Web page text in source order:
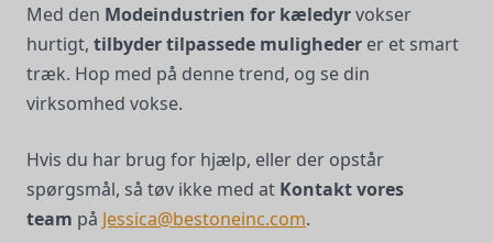
Med den Modeindustrien for kæledyrvokser
hurtigt, tilbyder tilpassede muligheder er et smart
træk. Hop med på denne trend, og se din
virksomhed vokse.
Hvis du har brug for hjælp, eller der opstår
spørgsmål, så tøv ikke med at Kontakt vores
team på Jessica@bestoneinc.com.